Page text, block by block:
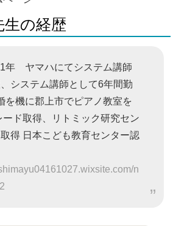
生の経歴
年 ヤマハにてシステム講師
システム講師として6年間勤
機に郡上市でピアノ教室を
ード取得、リトミック研究セン
得 日本こども教育センター認
n